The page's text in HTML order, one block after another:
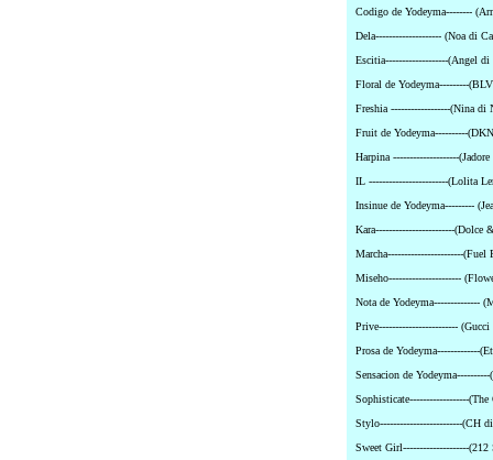
Codigo de Yodeyma--------
Dela-------------------- (Noa di
Escitia-------------------(Angel
Floral de Yodeyma---------
Freshia ------------------(Nina di
Fruit de Yodeyma----------
Harpina --------------------(Jadore
IL ------------------------(Lolita
Insinue de Yodeyma---------
Kara------------------------(Dolce
Marcha-----------------------(Fuel
Miseho----------------------
Nota de Yodeyma--------------
Prive------------------------
Prosa de Yodeyma-------------
Sensacion de
Sophisticate------------------
Stylo-------------------------(CH
Sweet Girl--------------------(212